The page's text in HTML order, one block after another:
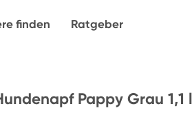
finden Ratgeber
Pappy Grau 1,1 l